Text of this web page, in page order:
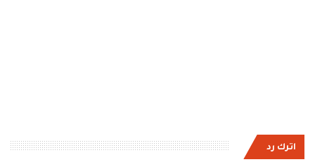
اترك رد